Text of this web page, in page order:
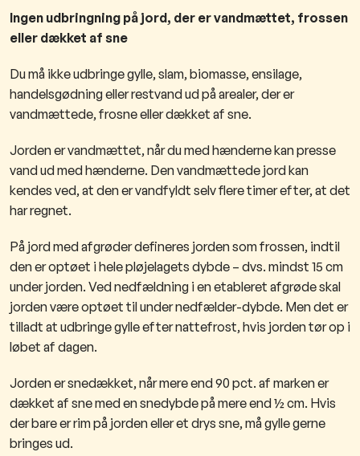
Ingen udbringning på jord, der er vandmættet, frossen
eller dækket af sne​
Du må ikke udbringe gylle, slam, biomasse, ensilage,
handelsgødning eller restvand ud på arealer, der er
vandmættede, frosne eller dækket af sne.
Jorden er vandmættet, når du med hænderne kan presse
vand ud med hænderne. Den vandmættede jord kan
kendes ved, at den er vandfyldt selv flere timer efter, at det
har regnet.
På jord med afgrøder defineres jorden som frossen, indtil
den er optøet i hele pløjelagets dybde – dvs. mindst 15 cm
under jorden. Ved nedfældning i en etableret afgrøde skal
jorden være optøet til under nedfælder-dybde. Men det er
tilladt at udbringe gylle efter nattefrost, hvis jorden tør op i
løbet af dagen.
Jorden er snedækket, når mere end 90 pct. af marken er
dækket af sne med en snedybde på mere end ½ cm. Hvis
der bare er rim på jorden eller et drys sne, må gylle gerne
bringes ud.